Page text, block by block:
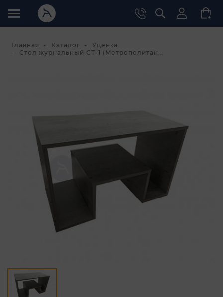
Главная Каталог
Уценка
Стол журнальный СТ-1 (Метрополитан...